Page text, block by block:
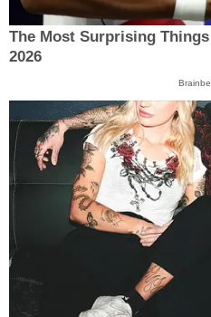
The Most Surprising
2026